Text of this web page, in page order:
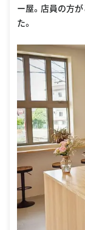
ー屋。店員の方
た。